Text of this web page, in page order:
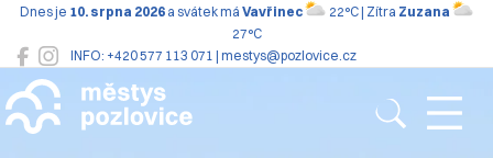
INFO: +420 577 113 071 | mestys@pozlovice.cz
Dnes je 10. srpna 2026a svátek má Vavřinec 22°C | Zítra Zuzana
27°C
Pozlovice